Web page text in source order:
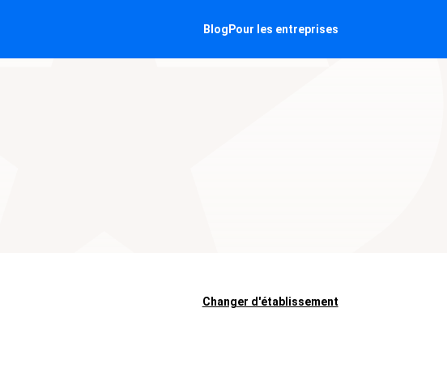
Blog Pour les entreprises
Changer d'établissement